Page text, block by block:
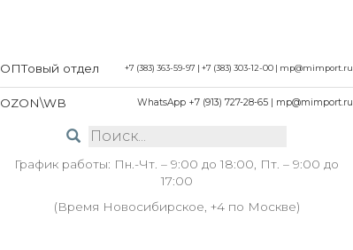
ОПТовый отдел +7 (383) 363-59-97 | +7 (383) 303-12-00 | mp@mimport.ru
OZON\WB WhatsApp +7 (913) 727-28-65 | mp@mimport.ru
График работы: Пн.-Чт. – 9:00 до 18:00, Пт. – 9:00 до
17:00
(Время Новосибирское, +4 по Москве)